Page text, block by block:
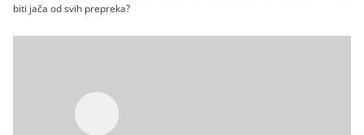
biti jača od svih prepreka?